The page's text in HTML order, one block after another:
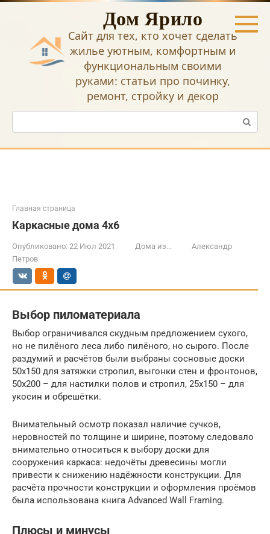
Перейти
Дом Ярило
Сайт для тех, кто хочет сделать
жилье уютным, комфортным и
функциональным своими
руками: статьи про починку,
ремонт, стройку и декор
Поиск:
Главная страница
Каркасные дома 4х6
Опубликовано: 22 Июл 2021 Дома из...
Александр
Петров
Выбор пиломатериала
Выбор ограничивался скудным предложением сухого,
но не пилёного леса либо пилёного, но сырого. После
раздумий и расчётов были выбраны сосновые доски
50х150 для затяжки стропил, выгонки стен и фронтонов,
50х200 – для настилки полов и стропил, 25х150 – для
укосин и обрешётки.
Внимательный осмотр показал наличие сучков,
неровностей по толщине и ширине, поэтому следовало
внимательно относиться к выбору доски для
сооружения каркаса: недочёты древесины могли
привести к снижению надёжности конструкции. Для
расчёта прочности конструкции и оформления проёмов
была использована книга Advanced Wall Framing.
Плюсы и минусы